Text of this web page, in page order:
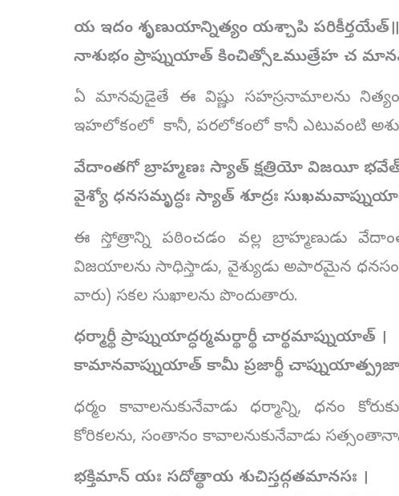
య ఇదం శృణుయాన్నిత్యం యశ్చాపి పరికీర్తయేత్॥
నాశుభం ప్రాప్నుయాత్ కించిత్సోఽముత్రేహ చ
ఏ మానవుడైతే ఈ విష్ణు సహస్రనామాలను
ఇహలోకంలో కానీ, పరలోకంలో కానీ ఎటువంటి
వేదాంతగో బ్రాహ్మణః స్యాత్ క్షత్రియో విజయీ భవేత్
వైశ్యో ధనసమృద్ధః స్యాత్ శూద్రః
ఈ స్తోత్రాన్ని పఠించడం వల్ల బ్రాహ్మణుడు
విజయాలను సాధిస్తాడు, వైశ్యుడు అపారమైన
వారు) సకల సుఖాలను పొందుతారు.
ధర్మార్థీ ప్రాప్నుయాద్ధర్మమర్థార్థీ చార్థమాప్నుయాత్ ।
కామానవాప్నుయాత్ కామీ ప్రజార్థీ
ధర్మం కావాలనుకునేవాడు ధర్మాన్ని, ధనం
కోరికలను, సంతానం కావాలనుకునేవాడు
భక్తిమాన్ యః సదోత్థాయ శుచిస్తద్గతమానసః ।